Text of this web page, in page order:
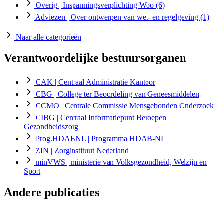
Overig | Inspanningsverplichting Woo (6)
Adviezen | Over ontwerpen van wet- en regelgeving (1)
Naar alle categorieën
Verantwoordelijke bestuursorganen
CAK | Centraal Administratie Kantoor
CBG | College ter Beoordeling van Geneesmiddelen
CCMO | Centrale Commissie Mensgebonden Onderzoek
CIBG | Centraal Informatiepunt Beroepen
Gezondheidszorg
Prog.HDABNL | Programma HDAB-NL
ZIN | Zorginstituut Nederland
minVWS | ministerie van Volksgezondheid, Welzijn en
Sport
Andere publicaties